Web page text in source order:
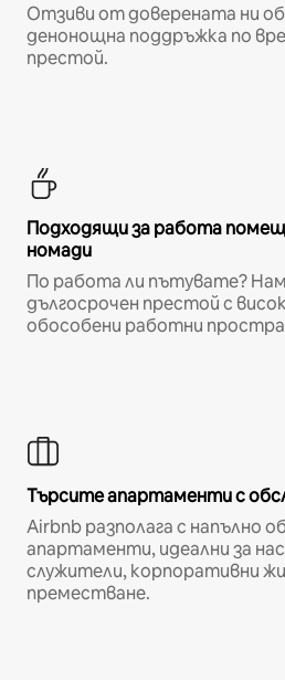
Отзиви от доверената ни
денонощна поддръжка по
престой.
Подходящи за работа
номади
По работа ли пътувате?
дългосрочен престой с
обособени работни
Търсите апартаменти с
Airbnb разполага с напълно
апартаменти, идеални за
служители, корпоративни
преместване.